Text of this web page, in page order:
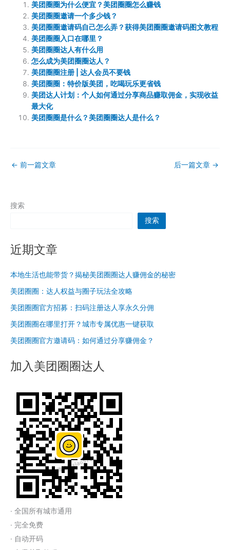
美团圈圈为什么便宜？美团圈圈怎么赚钱
美团圈圈邀请一个多少钱？
美团圈圈邀请码自己怎么弄？获得美团圈圈邀请码图文教程
美团圈圈入口在哪里？
美团圈圈达人有什么用
怎么成为美团圈圈达人？
美团圈圈注册 | 达人会员不要钱
美团圈圈：特价版美团，吃喝玩乐更省钱
美团达人计划：个人如何通过分享商品赚取佣金，实现收益
最大化
美团圈圈是什么？美团圈圈达人是什么？
← 前一篇文章 后一篇文章 →
搜索
搜索
近期文章
本地生活也能带货？揭秘美团圈圈达人赚佣金的秘密
美团圈圈：达人权益与圈子玩法全攻略
美团圈圈官方招募：扫码注册达人享永久分佣
美团圈圈在哪里打开？城市专属优惠一键获取
美团圈圈官方邀请码：如何通过分享赚佣金？
加入美团圈圈达人
· 全国所有城市通用
· 完全免费
· 自动开码